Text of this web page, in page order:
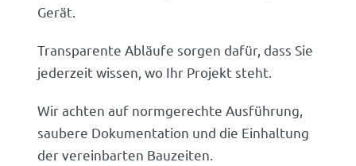
Gerät.
Transparente Abläufe sorgen dafür, dass Sie
jederzeit wissen, wo Ihr Projekt steht.
Wir achten auf normgerechte Ausführung,
saubere Dokumentation und die Einhaltung
der vereinbarten Bauzeiten.